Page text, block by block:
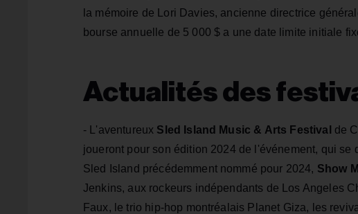
la mémoire de Lori Davies, ancienne directrice
bourse annuelle de 5 000 $ a une date limite initiale
Actualités des
- L'aventureux Sled Island Music & Arts Festival
de
joueront pour son édition 2024 de l'événement, qui
Sled Island précédemment nommé pour 2024, Show
Jenkins, aux rockeurs indépendants de Los Angeles
Faux, le trio hip-hop montréalais Planet Giza, les